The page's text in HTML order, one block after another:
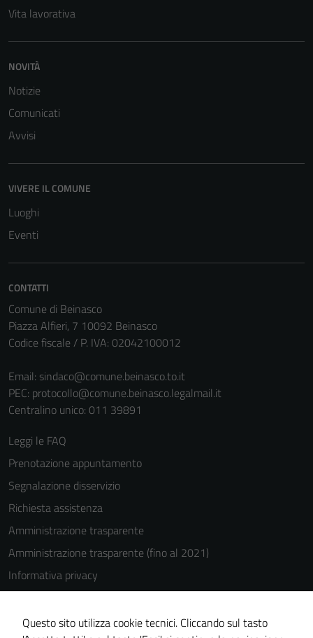
Vita lavorativa
NOVITÀ
Notizie
Comunicati
Avvisi
VIVERE IL COMUNE
Luoghi
Eventi
CONTATTI
Comune di Beinasco
Piazza Alfieri, 7 10092 Beinasco
Codice fiscale / P. IVA: 02042100012
Email: sindaco@comune.beinasco.to.it
PEC: protocollo@comune.beinasco.legalmail.it
Centralino unico: 011 39891
Leggi le FAQ
Prenotazione appuntamento
Segnalazione disservizio
Richiesta assistenza
Amministrazione trasparente
Amministrazione trasparente (fino al 2021)
Informativa privacy
Cookie Policy
Note legali
Questo sito utilizza cookie tecnici. Cliccando sul tasto
personali.